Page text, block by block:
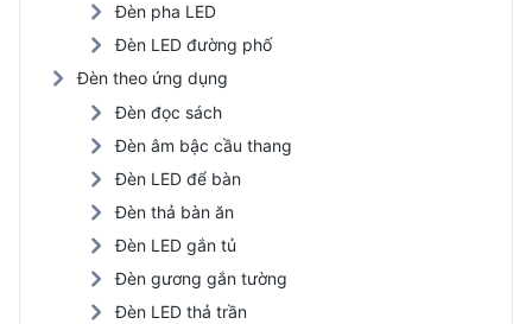
Đèn pha LED
Đèn LED đường phố
Đèn theo ứng dụng
Đèn đọc sách
Đèn âm bậc cầu thang
Đèn LED để bàn
Đèn thả bàn ăn
Đèn LED gắn tủ
Đèn gương gắn tường
Đèn LED thả trần